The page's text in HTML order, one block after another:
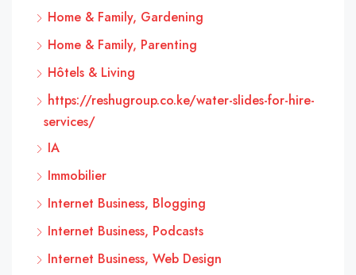
Home & Family, Gardening
Home & Family, Parenting
Hôtels & Living
https://reshugroup.co.ke/water-slides-for-hire-
services/
IA
Immobilier
Internet Business, Blogging
Internet Business, Podcasts
Internet Business, Web Design